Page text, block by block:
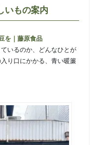
いもの案内
を｜藤原食品
いるのか、どんなひとが
り口にかかる、青い暖簾